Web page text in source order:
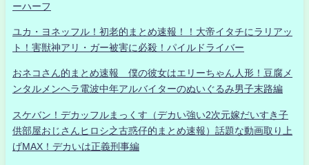
ーハーフ
ユカ・ヨネッフル！初老的まとめ速報！！大帝イタチにラリアッ
ト！害獣神アリ・ガー被害に必殺！パイルドライバー
おネコさん的まとめ速報 僕の彼女はエリーちゃん人形！豆腐メ
ンタルメンヘラ電波中年アルバイターのぬいぐるみ男子末路編
スケバン！デカッフルまっくす（デカい強い2次元嫁だいすき子
供部屋おじさんヒロシ之古惑仔的まとめ速報）話題な動画取り上
げMAX！デカいは正義刑事編